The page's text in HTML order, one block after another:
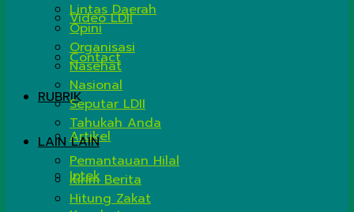
Video LDII
Contact
RUBRIK
Artikel
Iptek
Lintas Daerah
Opini
Organisasi
Nasehat
Nasional
Seputar LDII
Tahukah Anda
LAIN LAIN
Pemantauan Hilal
Kirim Berita
Hitung Zakat